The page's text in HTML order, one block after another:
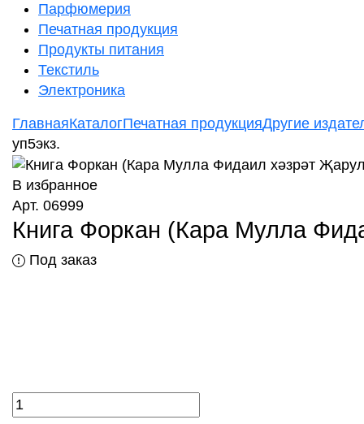
Парфюмерия
Печатная продукция
Продукты питания
Текстиль
Электроника
ГлавнаяКаталогПечатная продукцияДругие
уп5экз.
В избранное
Арт. 06999
Книга Форкан (Кара Мулла
Под заказ